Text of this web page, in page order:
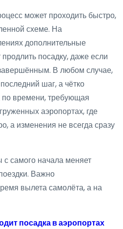
может проходить быстро,
схеме. На
дополнительные
посадку, даже если
В любом случае,
шаг, а чётко
по времени, требующая
аэропортах, где
а изменения не всегда сразу
самого начала меняет
Важно
вылета самолёта, а на
посадка в аэропортах